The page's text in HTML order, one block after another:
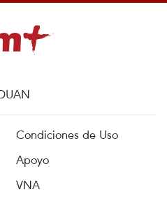
Condiciones de Uso
Apoyo
VNA